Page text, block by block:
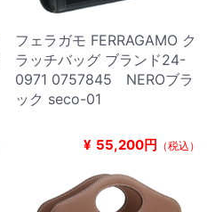
フェラガモ FERRAGAMO ク
ラッチバッグ ブランド24-
0971 0757845 NEROブラ
ック seco-01
¥ 55,200円 （税込）